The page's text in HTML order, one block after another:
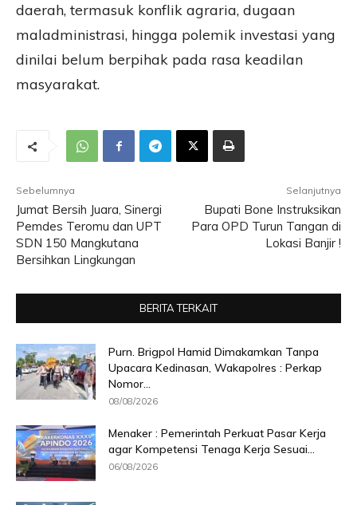
daerah, termasuk konflik agraria, dugaan
maladministrasi, hingga polemik investasi yang
dinilai belum berpihak pada rasa keadilan
masyarakat.
Sebelumnya
Jumat Bersih Juara, Sinergi
Pemdes Teromu dan UPT
SDN 150 Mangkutana
Bersihkan Lingkungan
Selanjutnya
Bupati Bone Instruksikan
Para OPD Turun Tangan di
Lokasi Banjir !
BERITA TERKAIT
Purn. Brigpol Hamid Dimakamkan Tanpa
Upacara Kedinasan, Wakapolres : Perkap
Nomor...
08/08/2026
Menaker : Pemerintah Perkuat Pasar Kerja
agar Kompetensi Tenaga Kerja Sesuai...
06/08/2026